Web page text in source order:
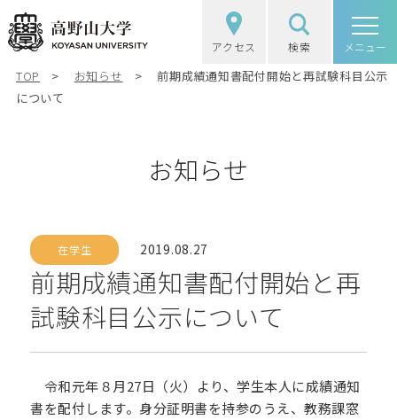
アクセス
検索
メニュー
高野山大学の概要
図書館・研究
学生生活
受験生の方 在学生の方
TOP お知らせ
前期成績通知書配付開始と再試験科目公示
について
お知らせ
在学生 2019.08.27
前期成績通知書配付開始と再
試験科目公示について
令和元年８月27日（火）より、学生本人に成績通知
書を配付します。身分証明書を持参のうえ、教務課窓